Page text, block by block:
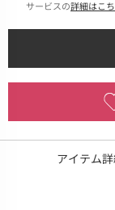
サービスの詳細はこ
アイテム